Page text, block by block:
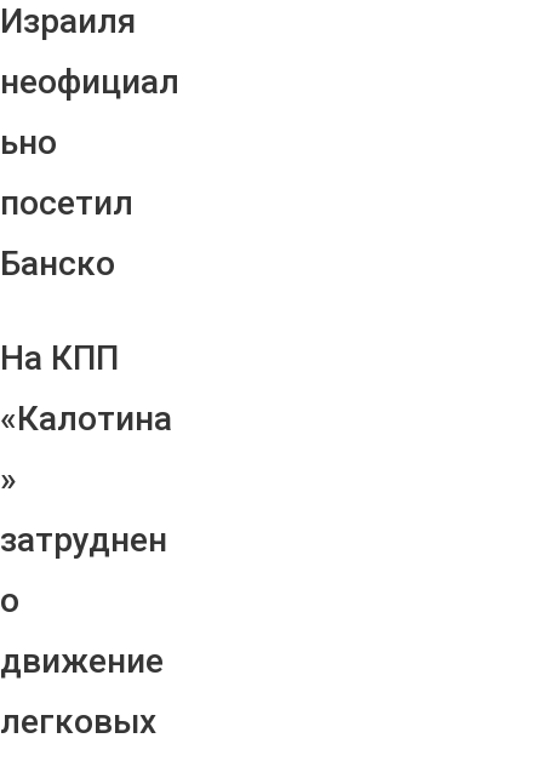
Израиля
неофициал
ьно
посетил
Банско
На КПП
«Калотина
»
затруднен
о
движение
легковых